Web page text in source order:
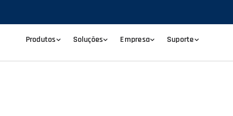
Produtos Soluções Empresa Suporte